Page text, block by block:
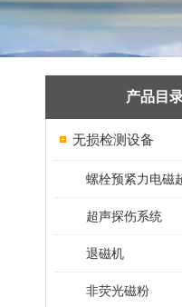
产品目
无损检测设备
螺栓预紧力电磁
超声探伤系统
退磁机
非荧光磁粉